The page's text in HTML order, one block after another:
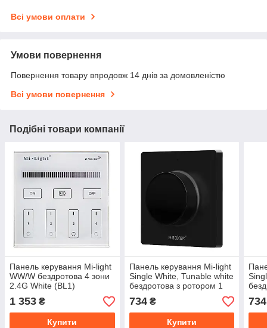
Всі умови оплати
Умови повернення
Повернення товару впродовж 14 днів за домовленістю
Всі умови повернення
Подібні товари компанії
Панель керування Mi-light
WW/W бездротова 4 зони
2.4G White (BL1)
1 353 ₴
Купити
Панель керування Mi-light
Single White, Tunable white
бездротова з ротором 1
зона Black (RL-K1B)
734₴
Купити
734